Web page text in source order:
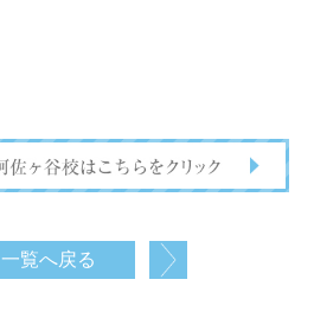
一覧へ戻る